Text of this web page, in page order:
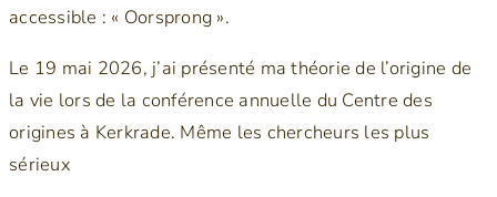
accessible : « Oorsprong ».
Le 19 mai 2026, j’ai présenté ma théorie de l’origine de
la vie lors de la conférence annuelle du Centre des
origines à Kerkrade. Même les chercheurs les plus
sérieux